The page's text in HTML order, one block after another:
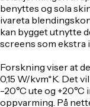
benyttes og sola
ivareta
kan bygget utnytte
screens som ekstra
Forskning viser at
0,15 W/kvm*K. Det
-20°C ute og +20°C
oppvarming. På